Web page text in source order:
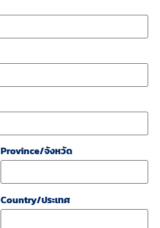
Province/จังหวัด
Country/ประเทศ